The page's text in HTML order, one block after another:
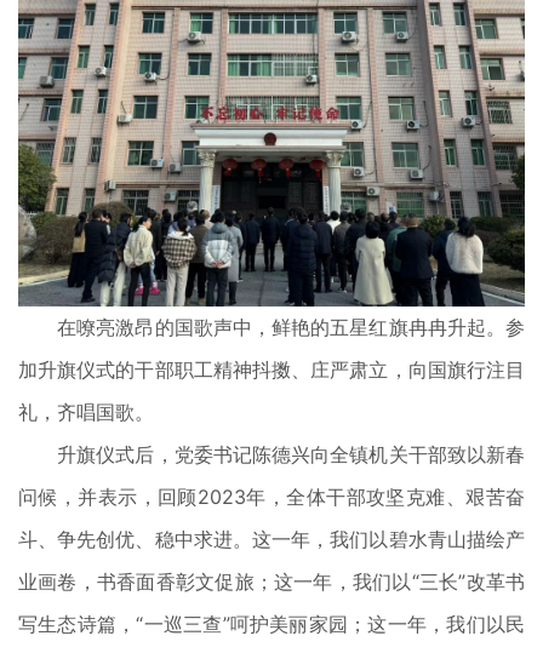
在嘹亮激昂的国歌声中，鲜艳的五星红旗冉冉升起。参
加升旗仪式的干部职工精神抖擞、庄严肃立，向国旗行注目
礼，齐唱国歌。
升旗仪式后，党委书记陈德兴向全镇机关干部致以新春
问候，并表示，回顾2023年，全体干部攻坚克难、艰苦奋
斗、争先创优、稳中求进。这一年，我们以碧水青山描绘产
业画卷，书香面香彰文促旅；这一年，我们以“三长”改革书
写生态诗篇，“一巡三查”呵护美丽家园；这一年，我们以民